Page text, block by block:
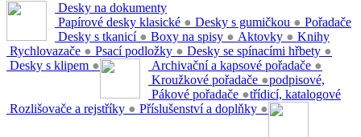
Desky na dokumenty
Papírové desky klasické ● Desky s gumičkou ●
Desky s tkanicí ● Boxy na spisy ● Aktovky ●
Rychlovazače ● Psací podložky ● Desky se spínacími hřbety ●
Desky s klipem ●
Pořadače
Archivační a kapsové pořadače ●
Kroužkové pořadače ●
Pákové pořadače ●
Rozlišovače a rejstříky ● Příslušenství a doplňky ●
Knihy
podpisové,
třídicí, katalogové